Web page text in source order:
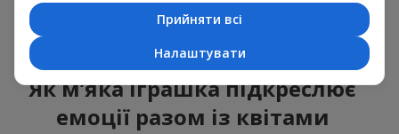
людині приємно. На
можна знайти різноманітні
пропозиції на будь-який смак та бюджет, щоб зробити
подарунок в м. Гайсин незабутнім.
Як м’яка іграшка підкреслює
емоції разом із квітами
Прийняти всі
Налаштувати